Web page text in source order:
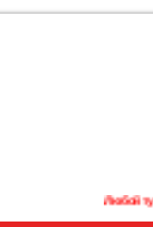
Любой тур